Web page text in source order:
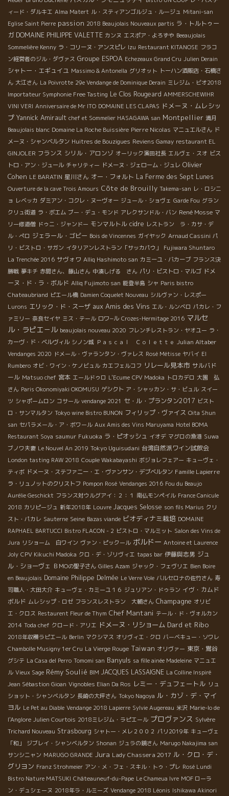
ィード・ダルキエ Alma Matert ル・スティアンゴルジュ・ルージュ Mitani-san
Eglise Saint Pierre passion 2018 Beaujolais Nouveaux partis ラ・トルトゥー
ガ DOMAINE PHILIPPE VALETTE カンヌ エスポア・よろずや Beeaujolais
Sommelière Kenny ラ・コリーヌ・アンスピレ Izu Restaurant KITANOSE フラコ
ン経営者のジル・ダヴァス Groupe ESPOA Echezeaux Grand Cru Julien Derain
シャトー・エギュイユ Massimo & Antonella グリオット トーハン酒販店・石橋さ
ん 大江さん La Poivrotte 29e Vendange de Dominique Derain ミレジム・ビオ2018
Importateur Symphonie Free Tasting Le Clos Rougeard AMMERSCHEWIHR
VINI VERI Anniversaire de Mr ITO DOMAINE LES CLAPAS ドメーヌ・ムレシッ
プ Yannick Amirault chef et Sommelier HASAGAWA san Montpellier 満月
Beaujolais blanc Domaine La Roche Buissière Pierre Nicolas マニュエルさん ド
メーヌ・シャンベルタン Huitres de Bouzigues Reviens Gamay restaurant EL
GINJOLER フランス シリル・アロンゾ オーリック濱田社長 エルヴェ・スオ ビス
トロ・アン・ジュール チャリティー ドメーヌ・ジェローム・ジュレ Olivier
Cohen LE BARATIN 星川さん オー・フォルト La Ferme des Sept Lunes
Ouverture de la cave Trois Amours Côte de Brouilly Takema-san レ・ロシニ
ョ レベッカ ダミアン・コクレ・ヌーヴォー ジュール・ショヴェ Garde Fou グラン
クリュ街道 ラ・ボエム ブー・デュ・モンド アレクサンドル・バン René Mosse マ
リー修道僧 ドゥニ・ジャンドー モンマルトル cidre レストラン ラ・カサ・デ
ル・ぺロ ジェラール・ゴビー Bois de Vincennes ガイヤック Arnaud Cassini パ
リ・ビストロ・サガン イタリアンレストラン「サッカパウ」
Fujiwara Shuntaro
La Trenchée 2016 サヴォワ Alliq Hashimoto san カミーユ・バカーブ フランス決
勝戦 夢キチ 赤間さん、藤山さん 中湊しげる さん パリ・ビストロ・マルゴ ドメ
ーヌ・ド・ラ・ボルド Alliq Fujimoto san 能登半島 シャ Paris bistro
Chateaubriand ピエール橋 Damien Coquelet Nouveau シルヴァン・レスポー
Lurons エリック・ド・スーザ aux Amis des Vins エル・ルンベロ パカレ・フ
ァミリー 奈良セイヤ ミス・テール ロワ−ル Crozes-Hermitage 2016 マルセ
ル・ラピエ－ル beaujolais nouveau 2020 フレンチレストラン・ヤオユー ラ・
カーヴ・ド・ベルヴィル シノン城 Ｐａｓｃａｌ Ｃｏｌｅｔｔｅ Julian Altaber
Vendanges 2020 ドメール・ヴァランタン・ヴァレス Rosé Métisse ヤバイ El
Rumbero オビ・ワイン・ケノビュル カエフェルコフ リレール見本市 サルバド
ール Matsuo chef 宮本 エールドゥロ L'Ecume CPV Madoka トロカデロ 大園 弘
さん Paris Okonomiyaki OKOMUSU ゲシクト ア・シャッカン・サ・ビュル スイー
ツ シャポームロン コサール vendange 2021 セ・ル・プランタン2017 ビスト
ロ・サンマルタン Tokyo wine Bistro BUNON フィリップ・ヴァイス Oita Shun
san セパラメール・ア・ボワール Aux Amis des Vins Maruyama Hotel BOMA
Restaurant Soya saumur Fukuoka ラ・ピオッシュ イオデ マグロの漁港 Suwa
ブノワ夫妻 Le Nouvel An 2019 Tokyo Uguisudani 台湾自然派ワイン試飲会
London tasting RAW 2018 Couple Wakabayashi ボジョレフェアー キューヴェ・
ティボ ドメーヌ・ステファニー・エ・ヴァンサン・デブベルタン Famille Lapierre
ラ・リュノットのクリストフ Pompon Rosé Vendanges 2016 Fou du Beaujo
Aurélie Geschickt フランス対ウルグアイ：２：１ 南仏モンペイル France Canicule
2018 カリピージュ 新年2018年 Louvre Jacques Selosse son fils Marius クリ
スト・パカレ Sauterne Seine Bazas viande ビオディナミ栽培 DOMAINE
RAPHAEL BARTUCCI Bistro FLACON - 2 ビストロ・マルミット Salon des Vins de
Jura リショーム 白ワイン ヴァン・ピックール ボルドー Antoine et Laurence
Joly CPV Kikuchi Madoka クロ・デ・ゾリヴィエ tapas bar 伊藤與志男 ジュ
ル・ショーヴェ ＢＭОの聖子さん Gilles Azam ジャック・フェヴリエ Bien Boire
en Beaujolais Domaine Philippe Delmée Le Verre Vole バルセロナの佐竹さん 寿
司職人・大田大介 キューヴェ・カミーユ１６ ジュリアン・ドゥラン イヴ・カムド
ボルド ムレシップ・ロゼ フランスレストラン 大輔さん Champagne オリビ
エ・クロス Restaurent Fleur de Thym Chef Mantani テール・ド・ヴォルカン
2014 Toda chef クロード・アリエ ドメーヌ・リショーム Dard et Ribo
2018年収穫ラピエール Berlin マクシマス オリヴィエ・クロ バーベキュー・ソワレ
Chambolle Musigny 1er Cru La Vierge Rouge Taiwan オリヴァー 東京・鴬谷
グシテ La Casa del Perro Tomomi san Banyuls sa fille ainée Madeleine マニュエ
ル Vieux Sage Rémy Soulié BIM JACQUES LASSAIGNE La Colline Inspiré
Jean Sébastion Gioan Vignobles Elian Da Ros レミー・デュフェートル リュ
ショット・シャンベルタン 長崎の大坪さん Tokyo Nagoya ル・カゾ・デ・マイ
ヨル Le Pet au Diable Vendange 2018 Lapierre Sylvie Augereau 米沢 Marie-lo de
l'Anglore Julien Courtois 2018ミレジム・ラピエール プロヴァンス Sylvère
Trichard Nouveau Strasbourg シャトー・メレ２００２ パリ2019年 キューヴェ
「和」
ジブレイ・シャンベルタン Shonan ジュラの鏡さん Marugo Nakajima san
サンシニャン MARUGO GRANDE Jura Lady Chassera 2017 ル・クロ・デ・
グリヨン Franz Strohmeier アン・メ・フェ・スキル・トゥ・プレ Rosé Lundi
Bistro Nature MATSUKI Châteauneuf-du-Pape Le Chameua Ivre MOF ローラ
ン・デュシェーヌ 2018年ラ・ルミーズ Vendange 2018 Léonis Ishikawa Akinori